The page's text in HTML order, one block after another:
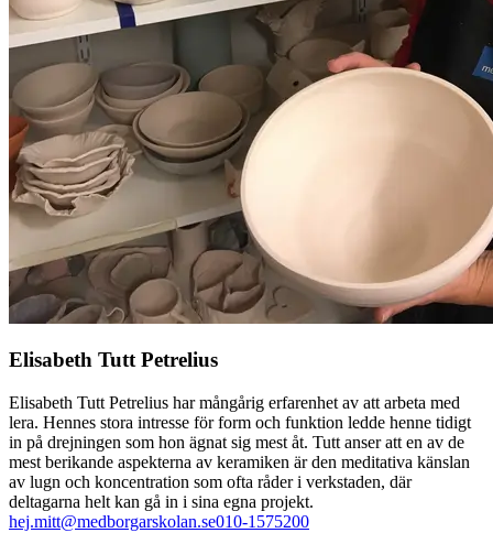
Elisabeth Tutt Petrelius
Elisabeth Tutt Petrelius har mångårig erfarenhet av att arbeta med
lera. Hennes stora intresse för form och funktion ledde henne tidigt
in på drejningen som hon ägnat sig mest åt. Tutt anser att en av de
mest berikande aspekterna av keramiken är den meditativa känslan
av lugn och koncentration som ofta råder i verkstaden, där
deltagarna helt kan gå in i sina egna projekt.
hej.mitt@medborgarskolan.se010-1575200